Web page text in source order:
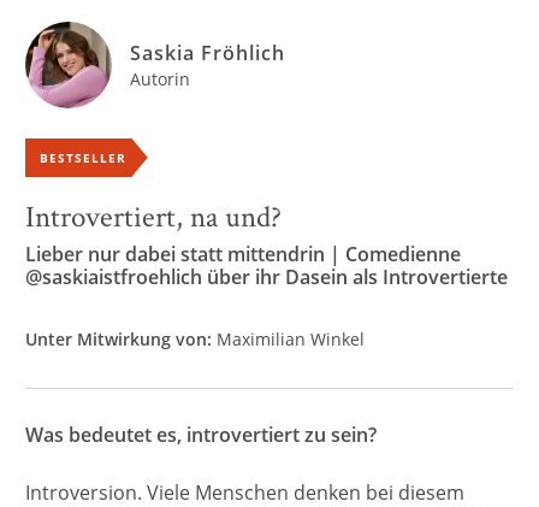
Saskia Fröhlich
Autorin
BESTSELLER
Introvertiert, na und?
Lieber nur dabei statt mittendrin | Comedienne
@saskiaistfroehlich über ihr Dasein als Introvertierte
Unter Mitwirkung von: Maximilian Winkel
Was bedeutet es, introvertiert zu sein?
Introversion. Viele Menschen denken bei diesem